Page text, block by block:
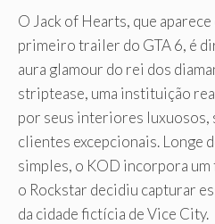
O Jack of Hearts, que
primeiro trailer do GTA 6, é
aura glamour do rei dos
striptease, uma instituição
por seus interiores luxuosos,
clientes excepcionais. Longe
simples, o KOD incorpora
o Rockstar decidiu capturar
da cidade fictícia de Vice City.